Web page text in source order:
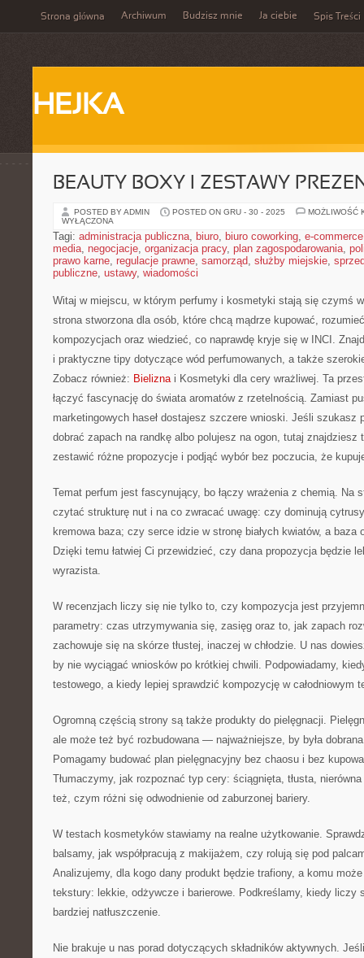
Strona główna Archiwum Budzisz mnie Ja ciebie Spis Treści
HEJKA
BEAUTY BOXY I ZESTAWY
POSTED BY ADMIN POSTED ON GRU - 30 - 2025
MOŻLIWOŚĆ
WYŁĄCZONA
Tagi: administracja publiczna, biuro, biuro coworking, e-commerce
media, negocjacje, organizacja pracy, plan zagospodarowania,
prawo karne, regulacje prawne, samorząd, służby miejskie,
publiczne, ustawy, wiadomości
Witaj w miejscu, w którym perfumy i kosmetyki stają się czymś
strona stworzona dla osób, które chcą mądrze kupować,
kompozycjach oraz wiedzieć, co naprawdę kryje się w INCI.
i praktyczne tipy dotyczące wód perfumowanych, a także
Zobacz również: Bieliznai Kosmetyki dla cery wrażliwej. Ta
łączyć fascynację do świata aromatów z rzetelnością. Zamiast
marketingowych haseł dostajesz szczere wnioski. Jeśli szukasz
dobrać zapach na randkę albo polujesz na ogon, tutaj znajdziesz
zestawić różne propozycje i podjąć wybór bez poczucia, że
Temat perfum jest fascynujący, bo łączy wrażenia z chemią. Na
czytać strukturę nut i na co zwracać uwagę: czy dominują
kremowa baza; czy serce idzie w stronę białych kwiatów, a baza
Dzięki temu łatwiej Ci przewidzieć, czy dana propozycja będzie
wyrazista.
W recenzjach liczy się nie tylko to, czy kompozycja jest
parametry: czas utrzymywania się, zasięg oraz to, jak zapach
zachowuje się na skórze tłustej, inaczej w chłodzie. U nas
by nie wyciągać wniosków po krótkiej chwili. Podpowiadamy,
testowego, a kiedy lepiej sprawdzić kompozycję w całodniowym
Ogromną częścią strony są także produkty do pielęgnacji.
ale może też być rozbudowana — najważniejsze, by była
Pomagamy budować plan pielęgnacyjny bez chaosu i bez
Tłumaczymy, jak rozpoznać typ cery: ściągnięta, tłusta,
też, czym różni się odwodnienie od zaburzonej bariery.
W testach kosmetyków stawiamy na realne użytkowanie.
balsamy, jak współpracują z makijażem, czy rolują się pod
Analizujemy, dla kogo dany produkt będzie trafiony, a komu
tekstury: lekkie, odżywcze i barierowe. Podkreślamy, kiedy liczy
bardziej natłuszczenie.
Nie brakuje u nas porad dotyczących składników aktywnych.